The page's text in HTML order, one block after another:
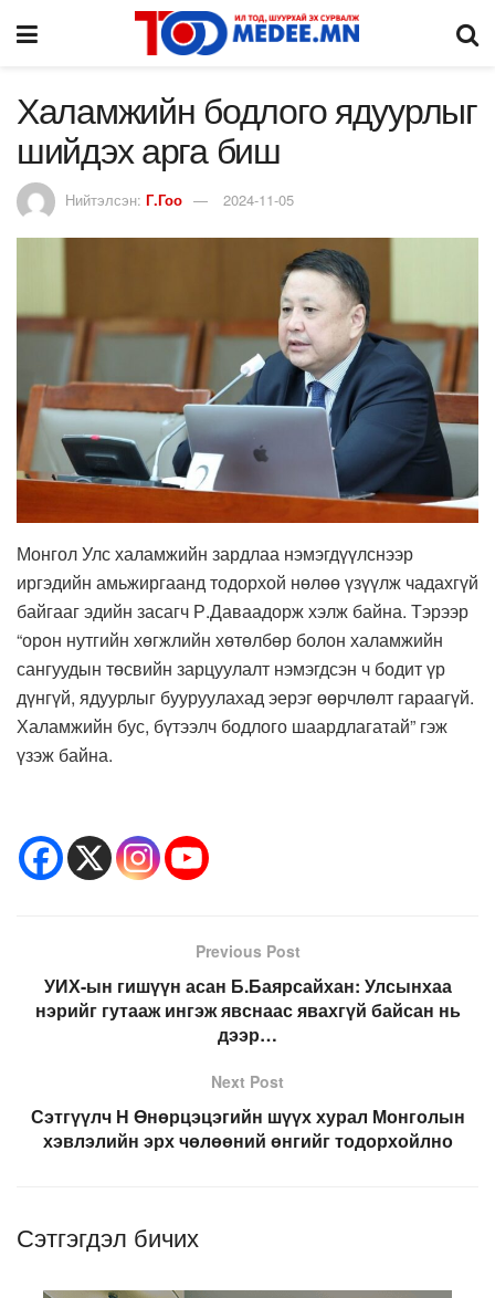
Халамжийн бодлого ядуурлыг
шийдэх арга биш
Нийтэлсэн: Г.Гоо 2024-11-05
Монгол Улс халамжийн зардлаа нэмэгдүүлснээр
иргэдийн амьжиргаанд тодорхой нөлөө үзүүлж чадахгүй
байгааг эдийн засагч Р.Даваадорж хэлж байна. Тэрээр
“орон нутгийн хөгжлийн хөтөлбөр болон халамжийн
сангуудын төсвийн зарцуулалт нэмэгдсэн ч бодит үр
дүнгүй, ядуурлыг бууруулахад эерэг өөрчлөлт гараагүй.
Халамжийн бус, бүтээлч бодлого шаардлагатай” гэж
үзэж байна.
Previous Post
УИХ-ын гишүүн асан Б.Баярсайхан: Улсынхаа
нэрийг гутааж ингэж явснаас явахгүй байсан нь
дээр…
Next Post
Сэтгүүлч Н Өнөрцэцэгийн шүүх хурал Монголын
хэвлэлийн эрх чөлөөний өнгийг тодорхойлно
Сэтгэгдэл бичих